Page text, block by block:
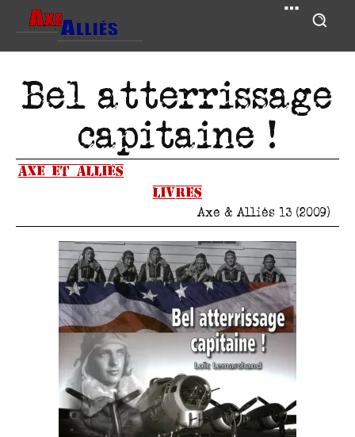
Bel atterrissage
capitaine !
Axe et Alliés
Livres
Axe & Alliés 13 (2009)